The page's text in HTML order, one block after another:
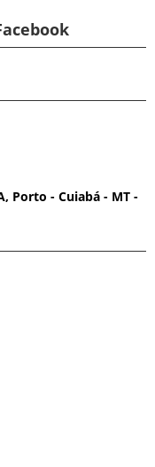
Porto - Cuiabá - MT -